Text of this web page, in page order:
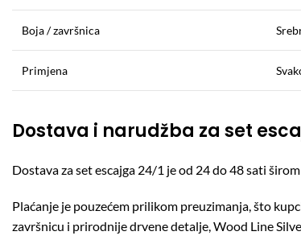
Boja / završnica
Primjena
Dostava i narudžba za set
Dostava za set escajga 24/1 je od 24 do 48 sati
Plaćanje je pouzećem prilikom preuzimanja, što
završnicu i prirodnije drvene detalje, Wood Line